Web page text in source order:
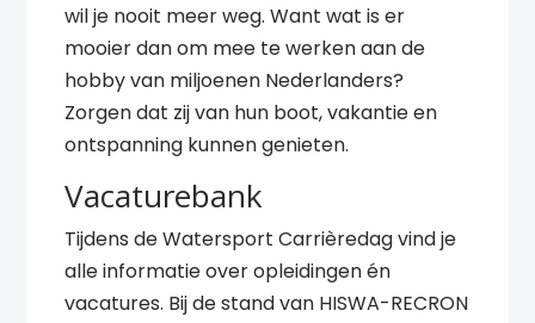
wil je nooit meer weg. Want wat is er
mooier dan om mee te werken aan de
hobby van miljoenen Nederlanders?
Zorgen dat zij van hun boot, vakantie en
ontspanning kunnen genieten.
Vacaturebank
Tijdens de Watersport Carrièredag vind je
alle informatie over opleidingen én
vacatures. Bij de stand van HISWA-RECRON